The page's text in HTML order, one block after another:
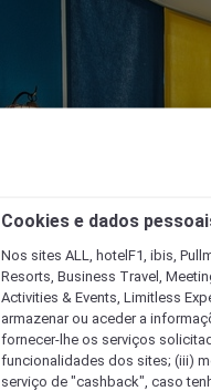
Cookies e dados
Nos sites ALL, hotelF1, ibis,
Resorts, Business Travel,
Activities & Events, Limitless
armazenar ou aceder a
fornecer-lhe os serviços
funcionalidades dos sites; (iii)
serviço de "cashback", caso